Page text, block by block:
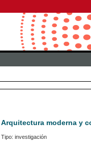
Arquitectura moderna y
Tipo: investigación